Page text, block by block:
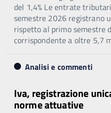
del 1,4% Le entrate
semestre 2026 registrano
rispetto al primo semestre
corrispondente a oltre 5,7
Analisi e commenti
Iva, registrazione
norme attuative